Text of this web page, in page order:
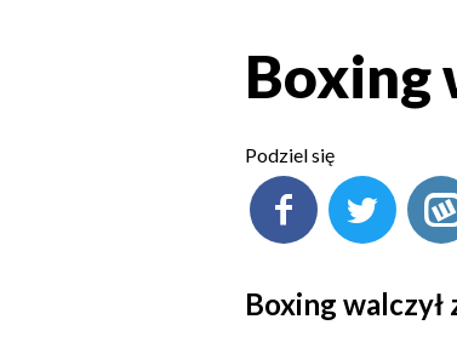
Boxing
Podziel się
Boxing walczył